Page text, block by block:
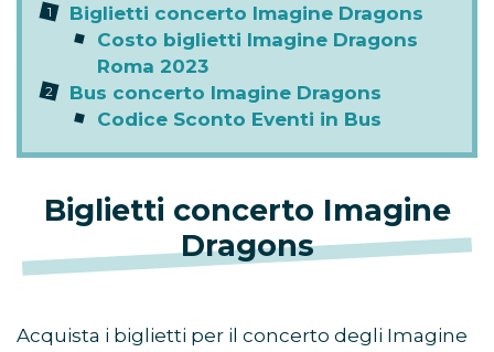
Biglietti concerto Imagine Dragons
Costo biglietti Imagine Dragons
Roma 2023
Bus concerto Imagine Dragons
Codice Sconto Eventi in Bus
Biglietti concerto Imagine
Dragons
Acquista i biglietti per il concerto degli Imagine